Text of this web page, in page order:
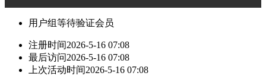
用户组等待验证会员
注册时间2026-5-16 07:08
最后访问2026-5-16 07:08
上次活动时间2026-5-16 07:08